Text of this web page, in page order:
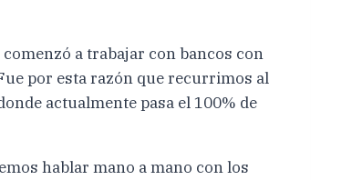
a trabajar con bancos con
por esta razón que recurrimos al
actualmente pasa el 100% de
hablar mano a mano con los